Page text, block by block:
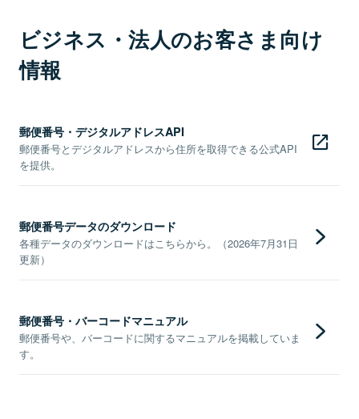
ビジネス・法人のお客さま向け
情報
郵便番号・デジタルアドレスAPI
郵便番号とデジタルアドレスから住所を取得できる公式API
を提供。
郵便番号データのダウンロード
各種データのダウンロードはこちらから。（2026年7月31日
更新）
郵便番号・バーコードマニュアル
郵便番号や、バーコードに関するマニュアルを掲載していま
す。